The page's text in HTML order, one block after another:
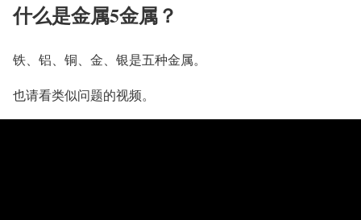
什么是金属5金属？
铁、铝、铜、金、银是五种金属。
也请看类似问题的视频。